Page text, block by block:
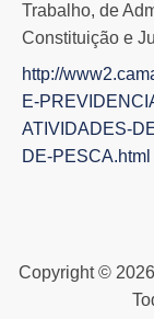
Trabalho, de
Constituição e
http://
E-
ATIVIDADES-
DE-PESCA.html
Copyright ©